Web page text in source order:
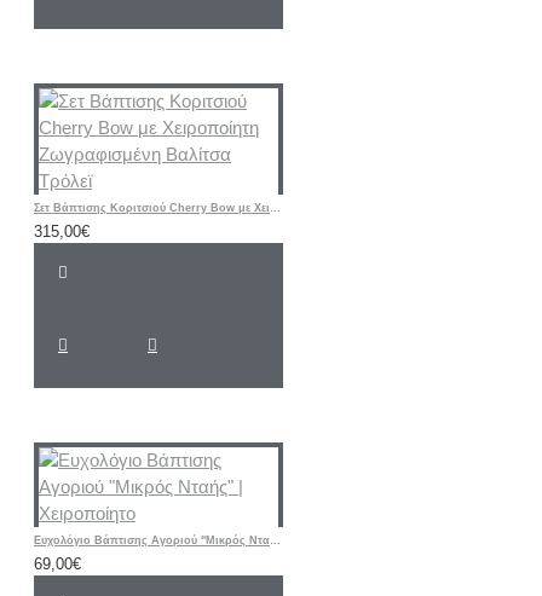
Σετ Βάπτισης Κοριτσιού Cherry Bow με Χειροποίητη Ζωγραφισμένη Βαλίτσα Τρόλεϊ
315,00€
Ευχολόγιο Βάπτισης Αγοριού "Μικρός Νταής" | Χειροποίητο
69,00€